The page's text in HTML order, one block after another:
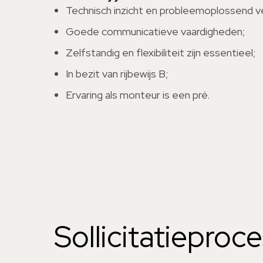
Technisch inzicht en probleemoplossend
Goede communicatieve vaardigheden;
Zelfstandig en flexibiliteit zijn essentieel;
In bezit van rijbewijs B;
Ervaring als monteur is een pré.